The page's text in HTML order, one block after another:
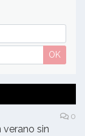
OK
0
verano sin